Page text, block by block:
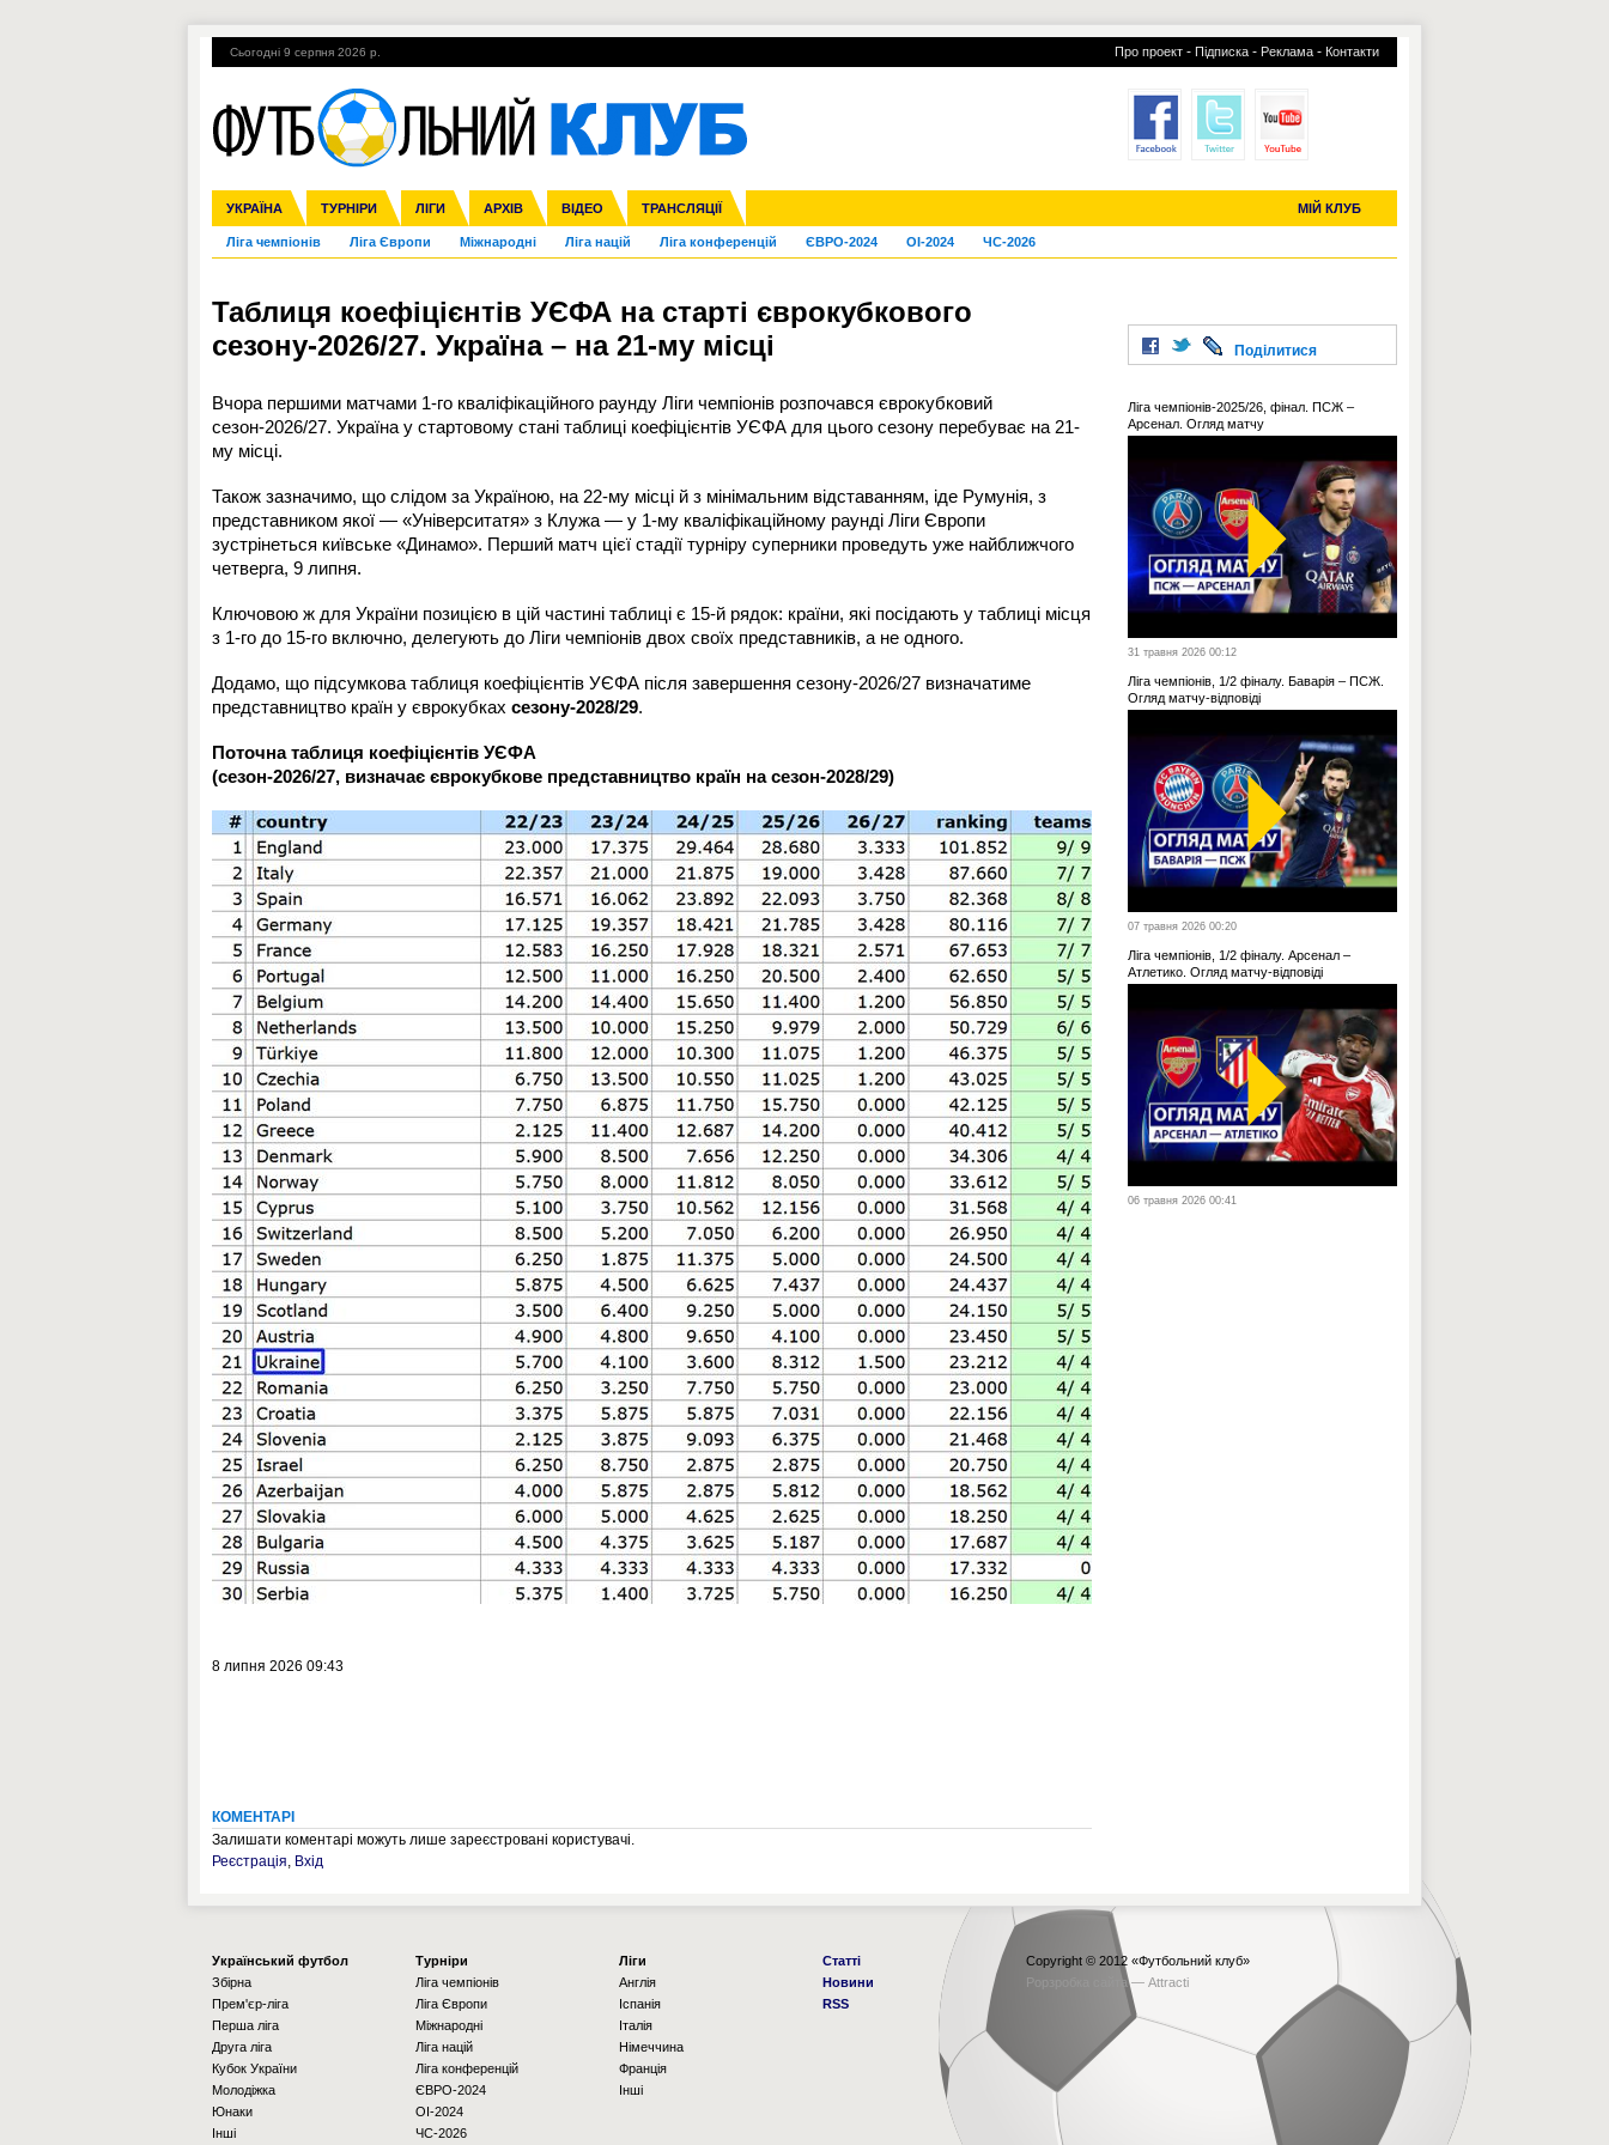
Сьогодні 9 серпня 2026 р. Про проект - Підписка - Реклама - Контакти
УКРАЇНА ТУРНІРИ ЛІГИ АРХІВ ВІДЕО ТРАНСЛЯЦІЇ МІЙ КЛУБ
Збірна Прем'єр-ліга Перша ліга Друга ліга Кубок України Молодіжка
Ліга чемпіонів Ліга Європи Міжнародні Ліга націй Ліга конференцій ЄВРО-2024 OI-2024 ЧС-2026
Англія Іспанія Італія Німеччина Франція Інші
ЧС-2014 ЄВРО-2016 Росія Кубок конфедерацій ЧЄ-2015 (U-21)
Гарячі теми УПЛ, 2-й тур ВІЙНА УПЛ-ПЕРЕХОДИ УСІ ТРАНСФЕРИ
Таблиця коефіцієнтів УЄФА на старті єврокубкового
сезону-2026/27. Україна – на 21-му місці
Вчора першими матчами 1-го кваліфікаційного раунду Ліги чемпіонів розпочався єврокубковий
сезон-2026/27. Україна у стартовому стані таблиці коефіцієнтів УЄФА для цього сезону перебуває на 21-
му місці.
Також зазначимо, що слідом за Україною, на 22-му місці й з мінімальним відставанням, іде Румунія, з
представником якої — «Університатя» з Клужа — у 1-му кваліфікаційному раунді Ліги Європи
зустрінеться київське «Динамо». Перший матч цієї стадії турніру суперники проведуть уже найближчого
четверга, 9 липня.
Ключовою ж для України позицією в цій частині таблиці є 15-й рядок: країни, які посідають у таблиці місця
з 1-го до 15-го включно, делегують до Ліги чемпіонів двох своїх представників, а не одного.
Додамо, що підсумкова таблиця коефіцієнтів УЄФА після завершення сезону-2026/27 визначатиме
представництво країн у єврокубках сезону-2028/29.
Поточна таблиця коефіцієнтів УЄФА
(сезон-2026/27, визначає єврокубкове представництво країн на сезон-2028/29)
8 липня 2026 09:43
КОМЕНТАРІ
Залишати коментарі можуть лише зареєстровані користувачі.
Реєстрація, Вхід
Поділитися
Ліга чемпіонів-2025/26, фінал. ПСЖ –
Арсенал. Огляд матчу
31 травня 2026 00:12
Ліга чемпіонів, 1/2 фіналу. Баварія – ПСЖ.
Огляд матчу-відповіді
07 травня 2026 00:20
Ліга чемпіонів, 1/2 фіналу. Арсенал –
Атлетико. Огляд матчу-відповіді
06 травня 2026 00:41
Українcький футбол
Збірна
Прем'єр-ліга
Перша ліга
Друга ліга
Кубок України
Молодіжка
Юнаки
Інші
Турніри
Ліга чемпіонів
Ліга Європи
Міжнародні
Ліга націй
Ліга конференцій
ЄВРО-2024
OI-2024
ЧС-2026
Ліги
Англія
Іспанія
Італія
Німеччина
Франція
Інші
Статті
Новини
RSS
Copyright © 2012 «Футбольний клуб»
Рорзробка сайта — Attracti